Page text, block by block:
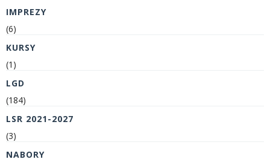
IMPREZY
(6)
KURSY
(1)
LGD
(184)
LSR 2021-2027
(3)
NABORY